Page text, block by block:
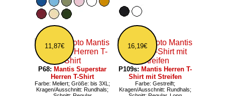
11,87€
P68: Mantis Superstar
Herren T-Shirt
Farbe: Meliert; Größe: bis 3XL;
Kragen/Ausschnitt: Rundhals;
16,19€
P109s: Mantis Herren T-
Shirt mit Streifen
Farbe: Gestreift;
Kragen/Ausschnitt: Rundhals;